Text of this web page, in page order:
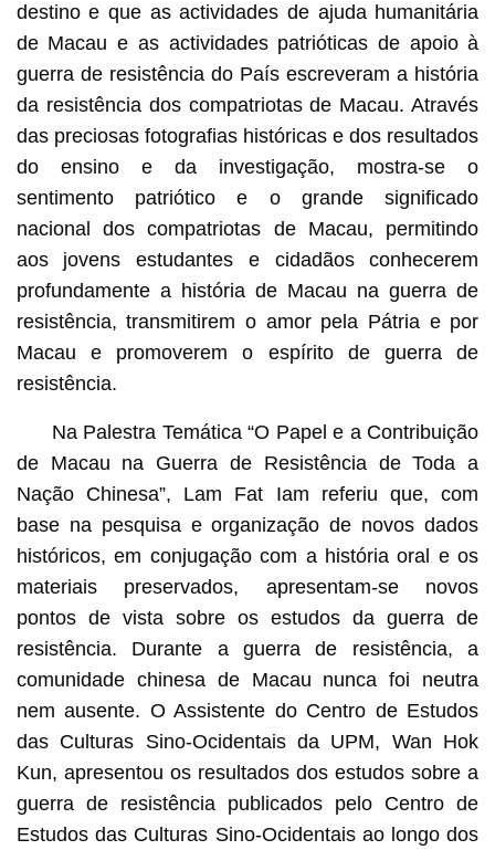
destino e que as actividades de ajuda humanitária
de Macau e as actividades patrióticas de apoio à
guerra de resistência do País escreveram a história
da resistência dos compatriotas de Macau. Através
das preciosas fotografias históricas e dos resultados
do ensino e da investigação, mostra-se o
sentimento patriótico e o grande significado
nacional dos compatriotas de Macau, permitindo
aos jovens estudantes e cidadãos conhecerem
profundamente a história de Macau na guerra de
resistência, transmitirem o amor pela Pátria e por
Macau e promoverem o espírito de guerra de
resistência.
Na Palestra Temática “O Papel e a Contribuição
de Macau na Guerra de Resistência de Toda a
Nação Chinesa”, Lam Fat Iam referiu que, com
base na pesquisa e organização de novos dados
históricos, em conjugação com a história oral e os
materiais preservados, apresentam-se novos
pontos de vista sobre os estudos da guerra de
resistência. Durante a guerra de resistência, a
comunidade chinesa de Macau nunca foi neutra
nem ausente. O Assistente do Centro de Estudos
das Culturas Sino-Ocidentais da UPM, Wan Hok
Kun, apresentou os resultados dos estudos sobre a
guerra de resistência publicados pelo Centro de
Estudos das Culturas Sino-Ocidentais ao longo dos